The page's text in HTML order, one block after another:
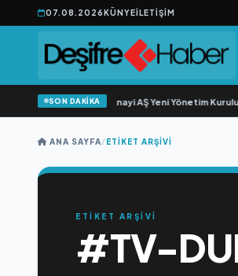
07.08.2026KÜNYEİLETIŞIM
SON DAKİKA
Açıkgöz Savunma Sanayi AŞ Yeni Yönetim
ANA SAYFA/ETIKET ARŞIVI
ETİKET ARŞİVİ
#TV-